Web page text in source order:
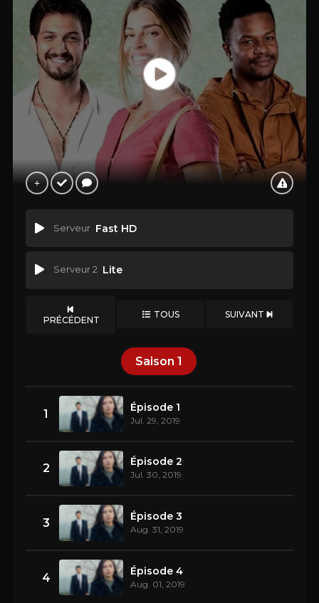
Serveur Fast HD
Serveur 2 Lite
PRÉCÉDENT TOUS SUIVANT
Saison 1
1 Épisode 1
Jul. 29, 2019
2 Épisode 2
Jul. 30, 2019
3 Épisode 3
Aug. 31, 2019
4 Épisode 4
Aug. 01, 2019